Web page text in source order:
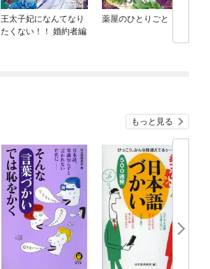
王太子妃になんてなり
たくない！！ 婚約者編
薬屋のひとりごと
もっと見る